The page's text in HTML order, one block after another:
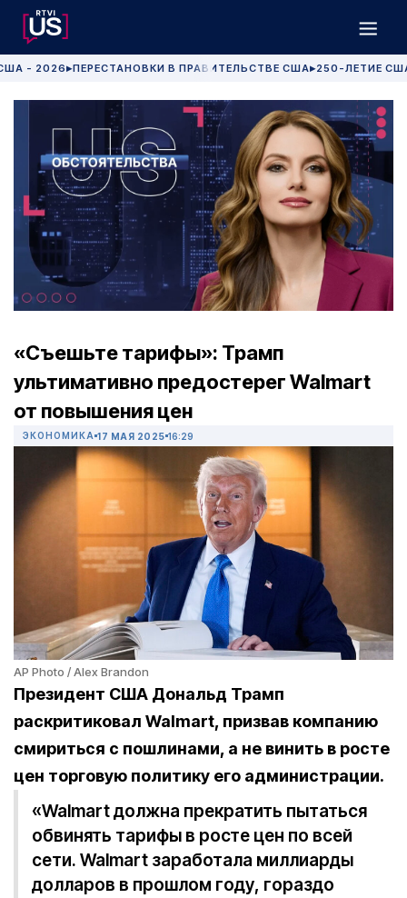
- 2026 ▶ПЕРЕСТАНОВКИ В ПРАВИТЕЛЬСТВЕ США▶250-ЛЕТИЕ
«Съешьте тарифы»: Трамп
ультимативно предостерег Walmart
от повышения цен
ЭКОНОМИКА 17 МАЯ 2025 16:29
AP Photo / Alex Brandon
Президент США Дональд Трамп
раскритиковал Walmart, призвав компанию
смириться с пошлинами, а не винить в росте
цен торговую политику его администрации.
«Walmart должна прекратить пытаться
обвинять тарифы в росте цен по всей
сети. Walmart заработала миллиарды
долларов в прошлом году, гораздо